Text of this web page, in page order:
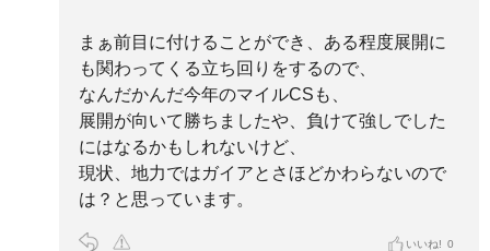
まぁ前目に付けることができ、ある程度展開に
も関わってくる立ち回りをするので、
なんだかんだ今年のマイルCSも、
展開が向いて勝ちましたや、負けて強しでした
にはなるかもしれないけど、
現状、地力ではガイアとさほどかわらないので
は？と思っています。
いいね! 0